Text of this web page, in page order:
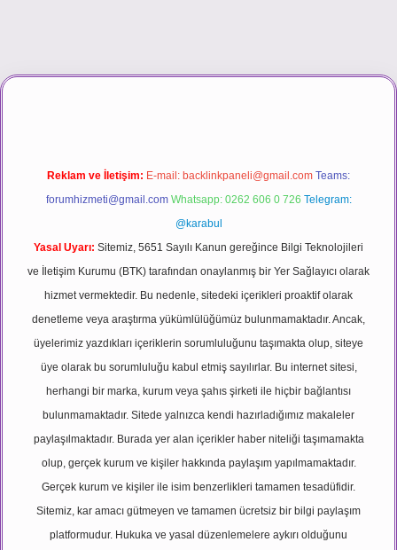
Reklam ve İletişim: E-mail: backlinkpaneli@gmail.com Teams:
forumhizmeti@gmail.com Whatsapp: 0262 606 0 726 Telegram:
@karabul
Yasal Uyarı: Sitemiz, 5651 Sayılı Kanun gereğince Bilgi Teknolojileri
ve İletişim Kurumu (BTK) tarafından onaylanmış bir Yer Sağlayıcı olarak
hizmet vermektedir. Bu nedenle, sitedeki içerikleri proaktif olarak
denetleme veya araştırma yükümlülüğümüz bulunmamaktadır. Ancak,
üyelerimiz yazdıkları içeriklerin sorumluluğunu taşımakta olup, siteye
üye olarak bu sorumluluğu kabul etmiş sayılırlar. Bu internet sitesi,
herhangi bir marka, kurum veya şahıs şirketi ile hiçbir bağlantısı
bulunmamaktadır. Sitede yalnızca kendi hazırladığımız makaleler
paylaşılmaktadır. Burada yer alan içerikler haber niteliği taşımamakta
olup, gerçek kurum ve kişiler hakkında paylaşım yapılmamaktadır.
Gerçek kurum ve kişiler ile isim benzerlikleri tamamen tesadüfidir.
Sitemiz, kar amacı gütmeyen ve tamamen ücretsiz bir bilgi paylaşım
platformudur. Hukuka ve yasal düzenlemelere aykırı olduğunu